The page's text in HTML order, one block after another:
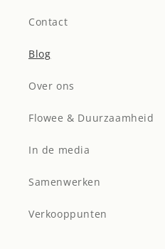
Contact
Blog
Over ons
Flowee & Duurzaamheid
In de media
Samenwerken
Verkooppunten